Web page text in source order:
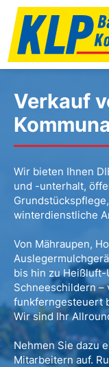
Verkauf
Wir bieten Ihnen
und -unterhalt,
winterdienstliche
Von Mähraupen,
bis hin zu
Schneeschildern
funkferngesteuert
Wir sind Ihr
Nehmen Sie dazu
Mitarbeitern auf.